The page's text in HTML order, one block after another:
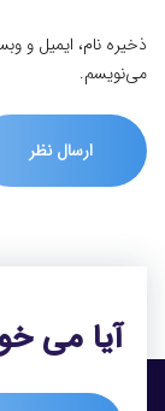
ذخیره نام، ایمیل و
می‌نویسم.
آیا می